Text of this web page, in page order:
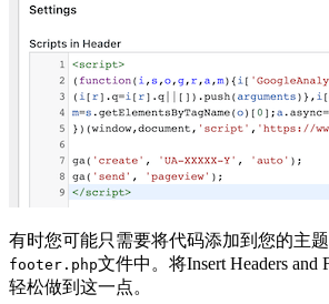
有时您可能只需要将代码添加到您的主题
footer.php文件中。将Insert Headers and
轻松做到这一点。